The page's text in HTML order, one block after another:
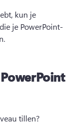
kun je
je PowerPoint-
tillen?